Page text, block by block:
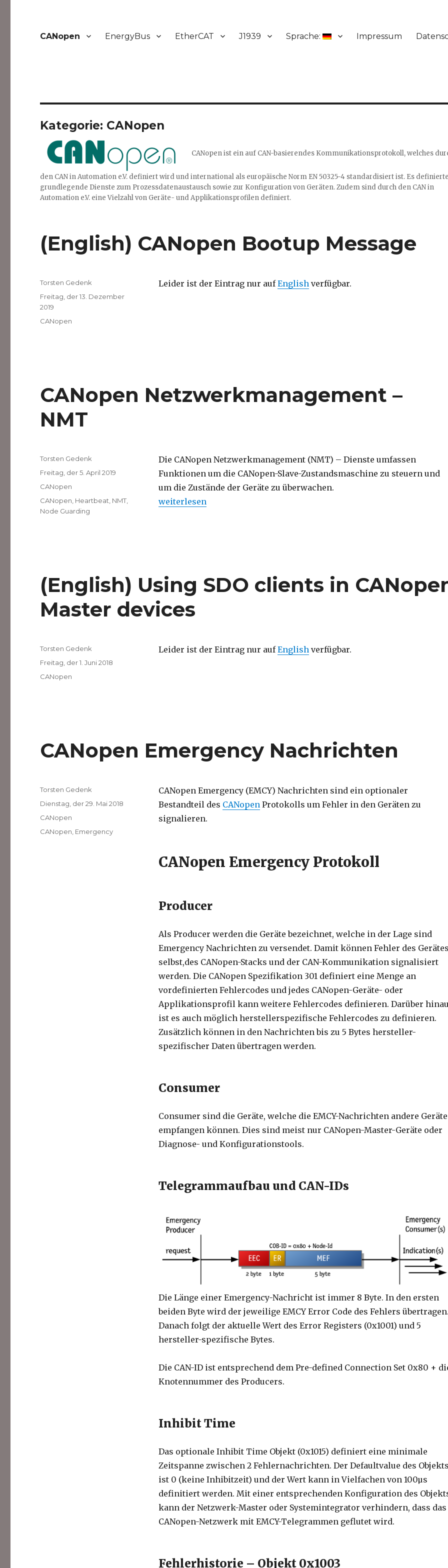
CANopen EnergyBus EtherCAT J1939 Sprache: Impressum
Kategorie: CANopen
CANopen ist ein auf CAN-basierendes Kommunikationsprotokoll, welches
den CAN in Automation e.V. definiert wird und international als europäische Norm EN 50325-4 standardisiert ist. Es
grundlegende Dienste zum Prozessdatenaustausch sowie zur Konfiguration von Geräten. Zudem sind durch den CAN in
Automation e.V. eine Vielzahl von Geräte- und Applikationsprofilen definiert.
(English) CANopen Bootup Message
Leider ist der Eintrag nur aufEnglishverfügbar.
Autor
Torsten Gedenk
Veröffentlicht
am
Freitag, der 13. Dezember
2019
Kategorien
CANopen
CANopen Netzwerkmanagement –
NMT
Die CANopen Netzwerkmanagement (NMT) – Dienste umfassen
Funktionen um die CANopen-Slave-Zustandsmaschine zu steuern und
um die Zustände der Geräte zu überwachen.
„CANopen Netzwerkmanagement – NMT“
weiterlesen
Autor
Torsten Gedenk
Veröffentlicht
Freitag, der 5. April 2019
Kategorien
CANopen
Schlagwörter
CANopen Heartbeat NMT
Node Guarding
(English) Using SDO clients in
Master devices
Leider ist der Eintrag nur aufEnglishverfügbar.
Autor
Torsten Gedenk
Veröffentlicht
Freitag, der 1. Juni 2018
Kategorien
CANopen
CANopen Emergency Nachrichten
CANopen Emergency (EMCY) Nachrichten sind ein optionaler
Bestandteil des CANopenProtokolls um Fehler in den Geräten zu
signalieren.
CANopen Emergency Protokoll
Producer
Als Producer werden die Geräte bezeichnet, welche in der Lage sind
Emergency Nachrichten zu versendet. Damit können Fehler des
selbst,des CANopen-Stacks und der CAN-Kommunikation signalisiert
werden. Die CANopen Spezifikation 301 definiert eine Menge an
vordefinierten Fehlercodes und jedes CANopen-Geräte- oder
Applikationsprofil kann weitere Fehlercodes definieren. Darüber
ist es auch möglich herstellerspezifische Fehlercodes zu definieren.
Zusätzlich können in den Nachrichten bis zu 5 Bytes hersteller-
spezifischer Daten übertragen werden.
Consumer
Consumer sind die Geräte, welche die EMCY-Nachrichten andere Geräte
empfangen können. Dies sind meist nur CANopen-Master-Geräte oder
Diagnose- und Konfigurationstools.
Telegrammaufbau und CAN-IDs
Die Länge einer Emergency-Nachricht ist immer 8 Byte. In den ersten
beiden Byte wird der jeweilige EMCY Error Code des Fehlers
Danach folgt der aktuelle Wert des Error Registers (0x1001) und 5
hersteller-spezifische Bytes.
Die CAN-ID ist entsprechend dem Pre-defined Connection Set 0x80 +
Knotennummer des Producers.
Inhibit Time
Das optionale Inhibit Time Objekt (0x1015) definiert eine minimale
Zeitspanne zwischen 2 Fehlernachrichten. Der Defaultvalue des
ist 0 (keine Inhibitzeit) und der Wert kann in Vielfachen von 100µs
definitiert werden. Mit einer entsprechenden Konfiguration des
kann der Netzwerk-Master oder Systemintegrator verhindern, dass das
CANopen-Netzwerk mit EMCY-Telegrammen geflutet wird.
Fehlerhistorie – Objekt 0x1003
Autor
Torsten Gedenk
Veröffentlicht
Dienstag, der 29. Mai 2018
Kategorien
CANopen
Schlagwörter
CANopen Emergency